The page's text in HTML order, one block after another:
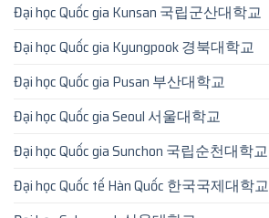
Đại học Quốc gia Kunsan 국립군산대학교
Đại học Quốc gia Kyungpook 경북대학교
Đại học Quốc gia Pusan 부산대학교
Đại học Quốc gia Seoul 서울대학교
Đại học Quốc gia Sunchon 국립순천대학교
Đại học Quốc tế Hàn Quốc 한국국제대학교